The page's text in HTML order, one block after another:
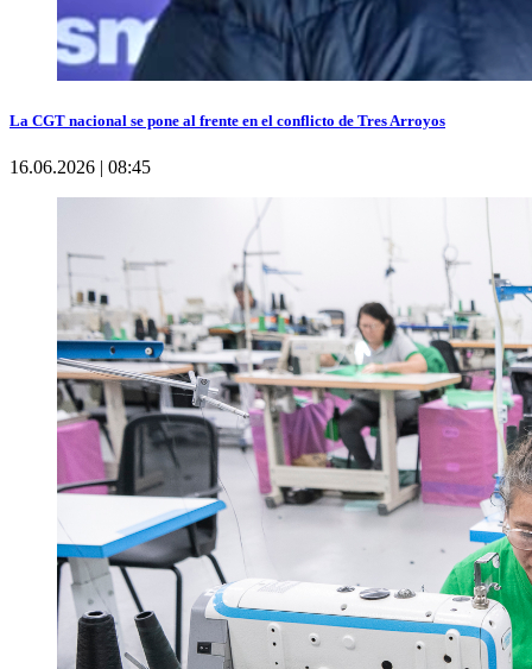
La CGT nacional se pone al frente en el conflicto de Tres Arroyos
16.06.2026 | 08:45